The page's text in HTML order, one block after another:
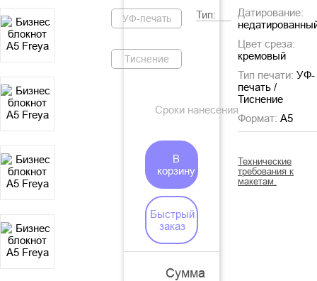
УФ-печать
Тиснение
Тип:
Сроки нанесения
В
корзину
Быстрый
заказ
Сумма
Датирование:
Цвет среза:
кремовый
Тип печати: УФ-
печать /
Тиснение
Формат: A5
Технические
требования к
макетам.